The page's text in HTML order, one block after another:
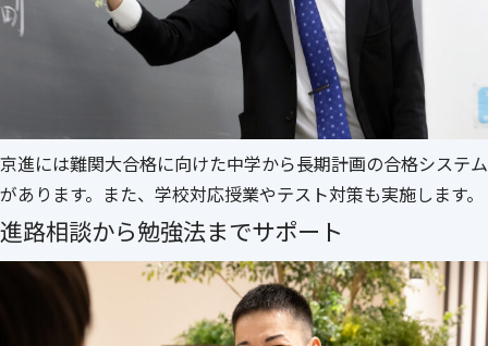
京進には難関大合格に向けた中学から長期計画の合格システム
があります。また、学校対応授業やテスト対策も実施します。
進路相談から勉強法までサポート